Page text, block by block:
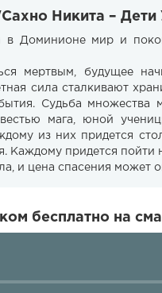
Никита –
в Доминионе мир и
мертвым, будущее
сила сталкивают
Судьба множества
мага, юной
из них придется
Каждому придется пойти
и цена спасения может
бесплатно на